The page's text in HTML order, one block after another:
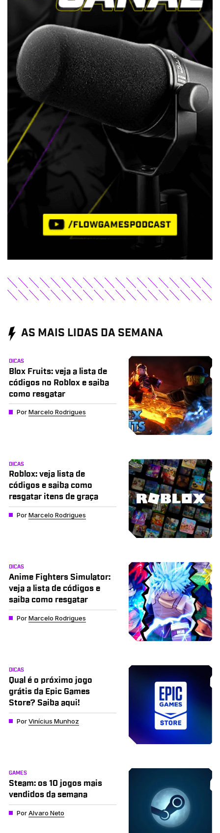
AS MAIS LIDAS DA SEMANA
DICAS
Blox Fruits: veja a lista de
códigos no Roblox e saiba
como resgatar
PorMarcelo Rodrigues
DICAS
Roblox: veja lista de
códigos e saiba como
resgatar itens de graça
PorMarcelo Rodrigues
DICAS
Anime Fighters Simulator:
veja a lista de códigos e
saiba como resgatar
PorMarcelo Rodrigues
DICAS
Qual é o próximo jogo
grátis da Epic Games
Store? Saiba aqui!
PorVinícius Munhoz
GAMES
Steam: os 10 jogos mais
vendidos da semana
PorAlvaro Neto